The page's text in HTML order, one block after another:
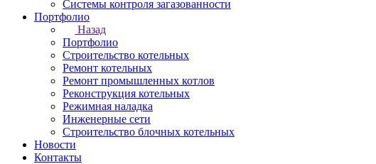
Системы контроля загазованности
Портфолио
Назад
Портфолио
Строительство котельных
Ремонт котельных
Ремонт промышленных котлов
Реконструкция котельных
Режимная наладка
Инженерные сети
Строительство блочных котельных
Новости
Контакты